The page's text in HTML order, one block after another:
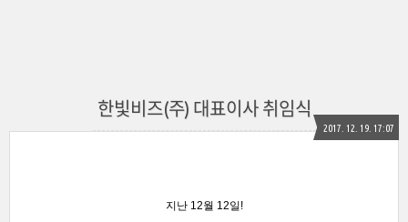
한빛비즈(주) 대표이사 취임식
2017. 12. 19. 17:07
지난 12월 12일!